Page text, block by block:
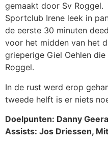
gemaakt door Sv Roggel.
Sportclub Irene leek in
de eerste 30 minuten
voor het midden van het
grieperige Giel Oehlen
Roggel.
In de rust werd erop
tweede helft is er niets
Doelpunten: Danny
Assists: Jos Driessen,